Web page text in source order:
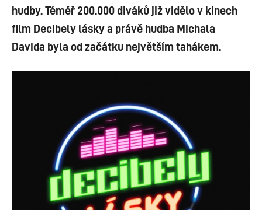
hudby. Téměř 200.000 diváků již vidělo v kinech
film Decibely lásky a právě hudba Michala
Davida byla od začátku největším tahákem.